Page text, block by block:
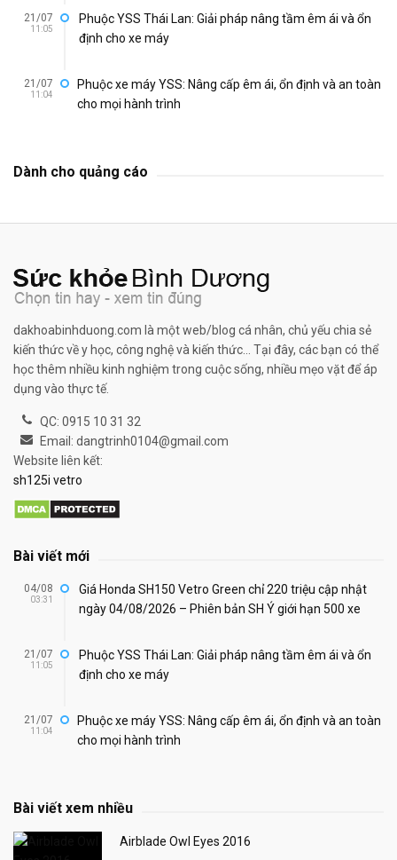
21/07
11:05
Phuộc YSS Thái Lan: Giải pháp nâng tầm êm ái và ổn
định cho xe máy
21/07
11:04
Phuộc xe máy YSS: Nâng cấp êm ái, ổn định và an toàn
cho mọi hành trình
Dành cho quảng cáo
dakhoabinhduong.com là một web/blog cá nhân, chủ yếu chia sẻ
kiến thức về y học, công nghệ và kiến thức... Tại đây, các bạn có thể
học thêm nhiều kinh nghiệm trong cuộc sống, nhiều mẹo vặt để áp
dụng vào thực tế.
QC: 0915 10 31 32
Email: dangtrinh0104@gmail.com
Website liên kết:
sh125i vetro
Bài viết mới
04/08
03:31
Giá Honda SH150 Vetro Green chỉ 220 triệu cập nhật
ngày 04/08/2026 – Phiên bản SH Ý giới hạn 500 xe
21/07
11:05
Phuộc YSS Thái Lan: Giải pháp nâng tầm êm ái và ổn
định cho xe máy
21/07
11:04
Phuộc xe máy YSS: Nâng cấp êm ái, ổn định và an toàn
cho mọi hành trình
Bài viết xem nhiều
Airblade Owl Eyes 2016